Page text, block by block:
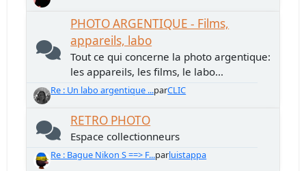
PHOTO ARGENTIQUE - Films,
appareils, labo
Tout ce qui concerne la photo argentique:
les appareils, les films, le labo...
Re : Un labo argentique ...parCLIC
RETRO PHOTO
Espace collectionneurs
Re : Bague Nikon S ==> F...parluistappa